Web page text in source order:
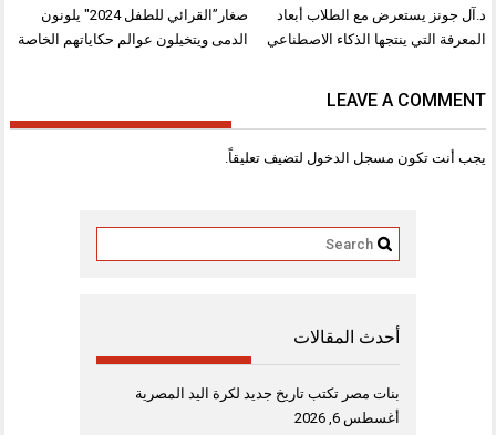
تصفّح
المقالات
صغار”القرائي للطفل 2024″ يلونون
الدمى ويتخيلون عوالم حكاياتهم الخاصة
د.آل جونز يستعرض مع الطلاب أبعاد
المعرفة التي ينتجها الذكاء الاصطناعي
LEAVE A COMMENT
يجب أنت تكون مسجل الدخول لتضيف تعليقاً.
أحدث المقالات
بنات مصر تكتب تاريخ جديد لكرة اليد المصرية
أغسطس 6, 2026